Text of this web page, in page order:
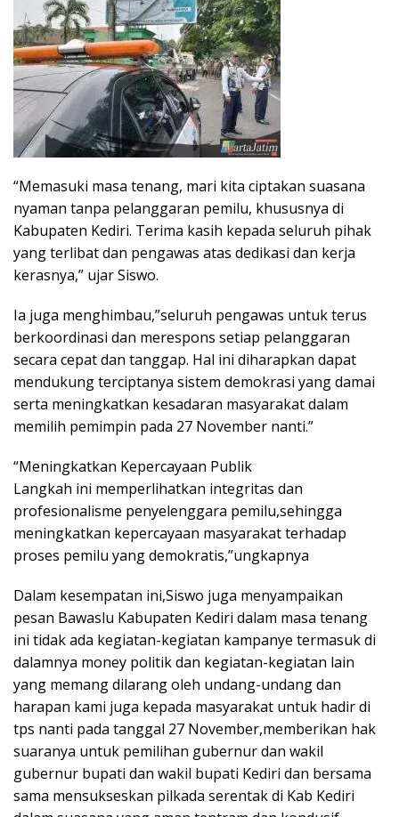
“Memasuki masa tenang, mari kita ciptakan suasana
nyaman tanpa pelanggaran pemilu, khususnya di
Kabupaten Kediri. Terima kasih kepada seluruh pihak
yang terlibat dan pengawas atas dedikasi dan kerja
kerasnya,” ujar Siswo.
Ia juga menghimbau,”seluruh pengawas untuk terus
berkoordinasi dan merespons setiap pelanggaran
secara cepat dan tanggap. Hal ini diharapkan dapat
mendukung terciptanya sistem demokrasi yang damai
serta meningkatkan kesadaran masyarakat dalam
memilih pemimpin pada 27 November nanti.”
“Meningkatkan Kepercayaan Publik
Langkah ini memperlihatkan integritas dan
profesionalisme penyelenggara pemilu,sehingga
meningkatkan kepercayaan masyarakat terhadap
proses pemilu yang demokratis,”ungkapnya
Dalam kesempatan ini,Siswo juga menyampaikan
pesan Bawaslu Kabupaten Kediri dalam masa tenang
ini tidak ada kegiatan-kegiatan kampanye termasuk di
dalamnya money politik dan kegiatan-kegiatan lain
yang memang dilarang oleh undang-undang dan
harapan kami juga kepada masyarakat untuk hadir di
tps nanti pada tanggal 27 November,memberikan hak
suaranya untuk pemilihan gubernur dan wakil
gubernur bupati dan wakil bupati Kediri dan bersama
sama mensukseskan pilkada serentak di Kab Kediri